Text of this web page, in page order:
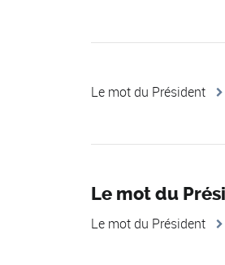
Le mot du Président
Le mot du
Le mot du Président